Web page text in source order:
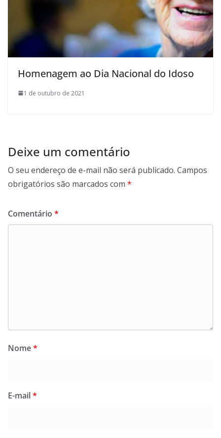
Homenagem ao Dia Nacional do Idoso
1 de outubro de 2021
Deixe um comentário
O seu endereço de e-mail não será publicado. Campos
obrigatórios são marcados com *
Comentário *
Nome*
E-mail*